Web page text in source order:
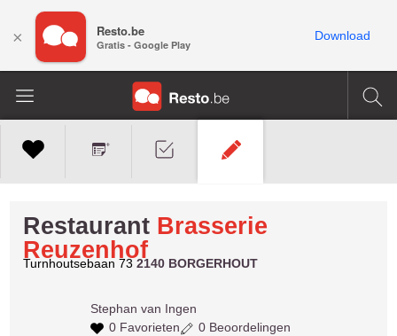
Restaurant Brasserie
Reuzenhof
Turnhoutsebaan 732140 BORGERHOUT
Stephan van Ingen
0 Favorieten
0 Beoordelingen
× Resto.be
Gratis - Google Play
Download